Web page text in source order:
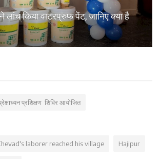
लांच किया वाटरप्रुफ पेंट, जानिए क्या है
प्रशिक्षण शिविर आयोजित
laborer reached his village Hajipur